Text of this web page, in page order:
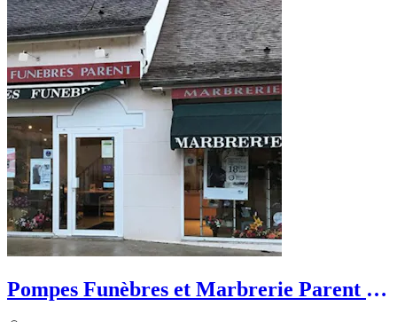
Pompes Funèbres et Marbrerie Parent -